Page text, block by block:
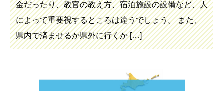
金だったり、教官の教え方、宿泊施設の設備など、人
によって重要視するところは違うでしょう。 また、
県内で済ませるか県外に行くか […]